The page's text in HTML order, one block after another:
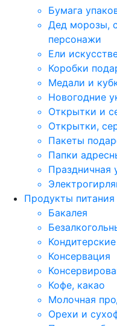
Бумага
Дед морозы,
персонажи
Ели
Коробки
Медали и
Новогодние
Открытки и
Открытки,
Пакеты
Папки
Праздничная
Продукты питания
Бакалея
Консервация
Кофе, какао
Молочная
Орехи и